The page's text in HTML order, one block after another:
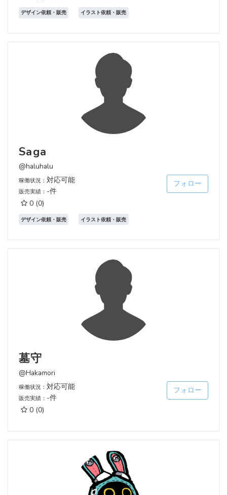
デザイン依頼・販売 イラスト依頼・販売
Saga
@haluhalu
稼働状況： 対応可能
販売実績： -件
0 (0)
フォロー
デザイン依頼・販売 イラスト依頼・販売
墓守
@Hakamori
稼働状況： 対応可能
販売実績： -件
0 (0)
フォロー